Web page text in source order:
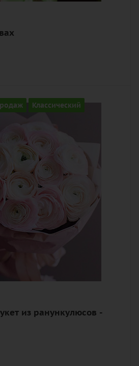
Классический
дизайнерская
из ранункулюсов -